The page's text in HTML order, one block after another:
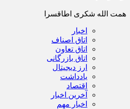
همت الله شکری اطاقسرا
اخبار
اتاق اصناف
اتاق تعاون
اتاق بازرگانی
ارز دیجیتال
یادداشت
اقتصاد
آخرین اخبار
اخبار مهم